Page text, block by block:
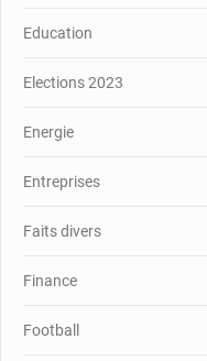
Education
Elections 2023
Energie
Entreprises
Faits divers
Finance
Football